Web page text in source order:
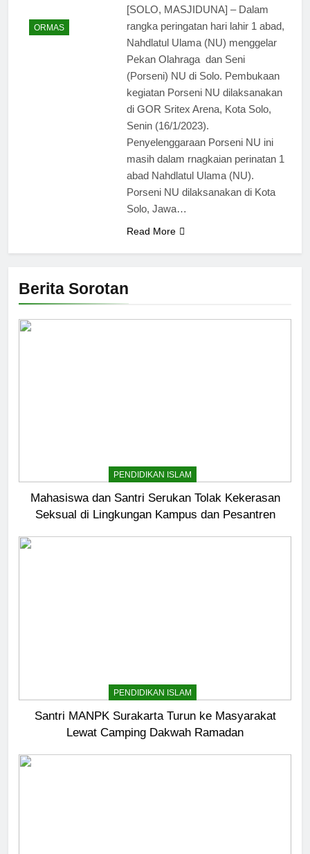
Berita Sorotan
PENDIDIKAN ISLAM
Mahasiswa dan Santri Serukan Tolak Kekerasan
Seksual di Lingkungan Kampus dan Pesantren
PENDIDIKAN ISLAM
Santri MANPK Surakarta Turun ke Masyarakat
Lewat Camping Dakwah Ramadan
ORMAS
[SOLO, MASJIDUNA] – Dalam
rangka peringatan hari lahir 1 abad,
Nahdlatul Ulama (NU) menggelar
Pekan Olahraga dan Seni
(Porseni) NU di Solo. Pembukaan
kegiatan Porseni NU dilaksanakan
di GOR Sritex Arena, Kota Solo,
Senin (16/1/2023).
Penyelenggaraan Porseni NU ini
masih dalam rnagkaian perinatan 1
abad Nahdlatul Ulama (NU).
Porseni NU dilaksanakan di Kota
Solo, Jawa…
Read More